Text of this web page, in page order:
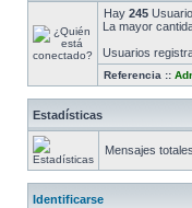
Hay 245
La mayor
Usuarios
Referencia ::
Estadísticas
Mensajes totales
Identificarse